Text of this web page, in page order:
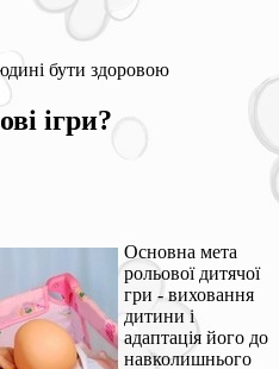
бути здоровою
ігри?
Основна мета
рольової дитячої
гри - виховання
дитини і
адаптація його до
навколишнього